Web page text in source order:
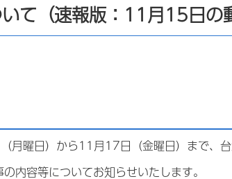
て（速報版：11月15日の
曜日）から11月17日（金曜日）まで、台
内容等についてお知らせいたします。